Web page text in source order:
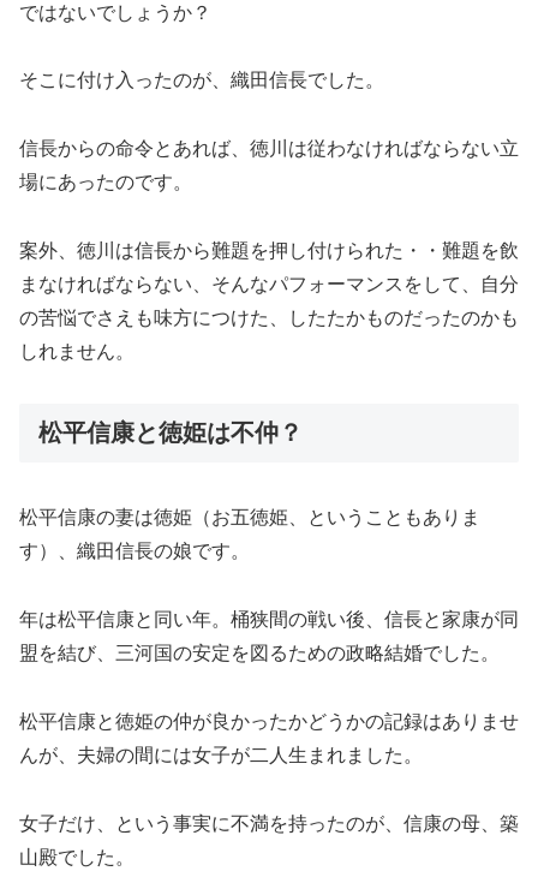
ではないでしょうか？
そこに付け入ったのが、織田信長でした。
信長からの命令とあれば、徳川は従わなければならない立
場にあったのです。
案外、徳川は信長から難題を押し付けられた・・難題を飲
まなければならない、そんなパフォーマンスをして、自分
の苦悩でさえも味方につけた、したたかものだったのかも
しれません。
松平信康と徳姫は不仲？
松平信康の妻は徳姫（お五徳姫、ということもありま
す）、織田信長の娘です。
年は松平信康と同い年。桶狭間の戦い後、信長と家康が同
盟を結び、三河国の安定を図るための政略結婚でした。
松平信康と徳姫の仲が良かったかどうかの記録はありませ
んが、夫婦の間には女子が二人生まれました。
女子だけ、という事実に不満を持ったのが、信康の母、築
山殿でした。